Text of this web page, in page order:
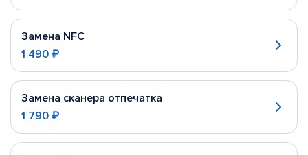
Замена NFC
1 490 ₽
Замена сканера отпечатка
1 790 ₽